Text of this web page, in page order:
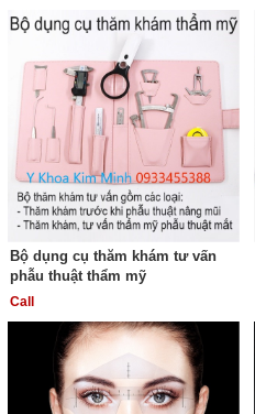
Bộ dụng cụ thăm khám tư vấn
phẫu thuật thẩm mỹ
Call